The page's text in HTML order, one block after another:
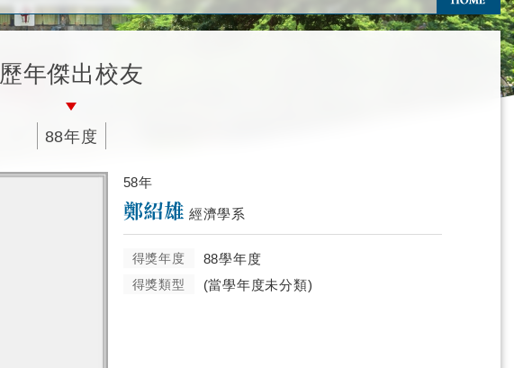
歷年傑出校友
88年度
58年
鄭紹雄 經濟學系
得獎年度 88學年度
得獎類型 (當學年度未分類)